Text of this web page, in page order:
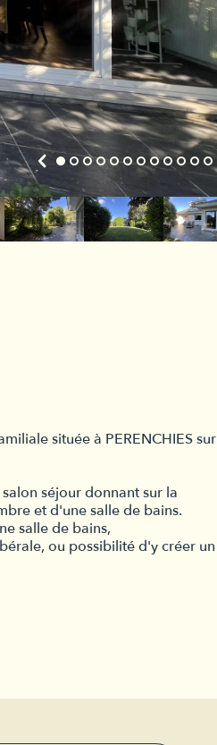
située à PERENCHIES sur
séjour donnant sur la
et d'une salle de bains.
salle de bains,
ou possibilité d'y créer un